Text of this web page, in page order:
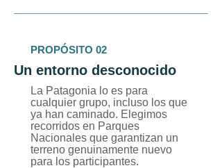
PROPÓSITO 02
Un entorno desconocido
La Patagonia lo es para
cualquier grupo, incluso los que
ya han caminado. Elegimos
recorridos en Parques
Nacionales que garantizan un
terreno genuinamente nuevo
para los participantes.